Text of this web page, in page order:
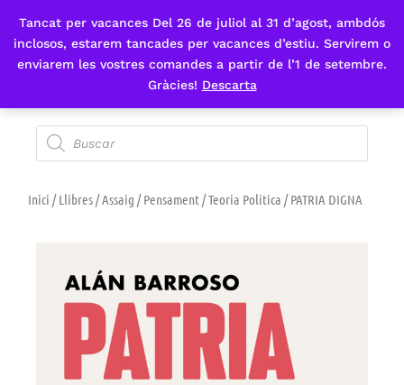
Tancat per vacances Del 26 de juliol al 31 d’agost, ambdós
inclosos, estarem tancades per vacances d’estiu. Servirem o
enviarem les vostres comandes a partir de l’1 de setembre.
Gràcies! Descarta
Fes-te'n sòcia
Inici /Llibres/Assaig /Pensament/Teoria Politica / PATRIA DIGNA